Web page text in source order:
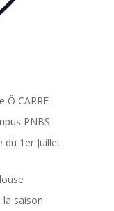
Ô CARRE
PNBS
du 1er Juillet
saison